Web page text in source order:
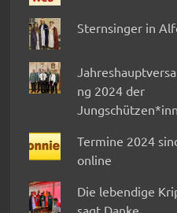
Sternsinger in
ng 2024 der
Termine 2024
online
Die lebendige
sagt Danke